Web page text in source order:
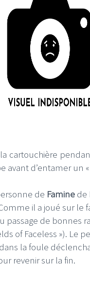
cartouchière
avant d’entamer un
de Famine de
il a joué sur le
passage de bonnes
of Faceless »).
la foule
revenir sur la fin.